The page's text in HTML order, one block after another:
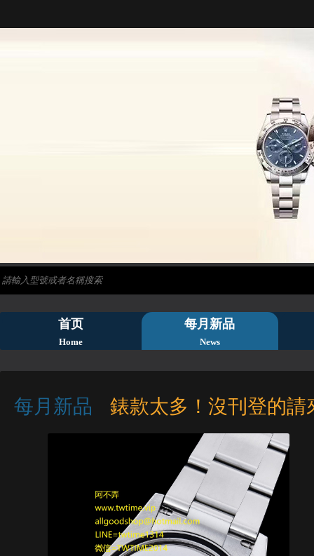
首页
Home
每月新品
News
每月新品 錶款太多！沒刊登的請